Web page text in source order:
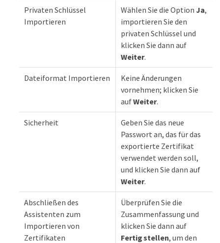
Privaten Schlüssel
Importieren
Wählen Sie die Option Ja,
importieren Sie den
privaten Schlüssel und
klicken Sie dann auf
Weiter.
Dateiformat Importieren
Keine Änderungen
vornehmen; klicken Sie
aufWeiter.
Sicherheit
Geben Sie das neue
Passwort an, das für das
exportierte Zertifikat
verwendet werden soll,
und klicken Sie dann auf
Weiter.
Abschließen des
Assistenten zum
Importieren von
Zertifikaten
Überprüfen Sie die
Zusammenfassung und
klicken Sie dann auf
Fertig stellen, um den